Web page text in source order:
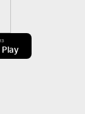
Play